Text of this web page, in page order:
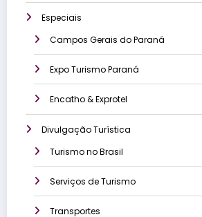
Especiais
Campos Gerais do Paraná
Expo Turismo Paraná
Encatho & Exprotel
Divulgação Turística
Turismo no Brasil
Serviços de Turismo
Transportes